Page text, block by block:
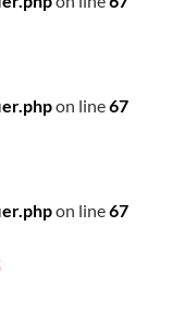
on line67
on line67